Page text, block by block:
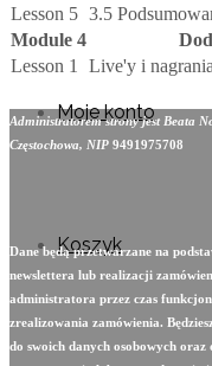
Moje konto
Koszyk
Lesson 5 3.5
Module 4
Lesson 1 Live'y i
Administratorem strony jest Beata
Częstochowa, NIP 9491975708
Dane będą przetwarzane na
newslettera lub realizacji
administratora przez czas
zrealizowania zamówienia.
do swoich danych osobowych